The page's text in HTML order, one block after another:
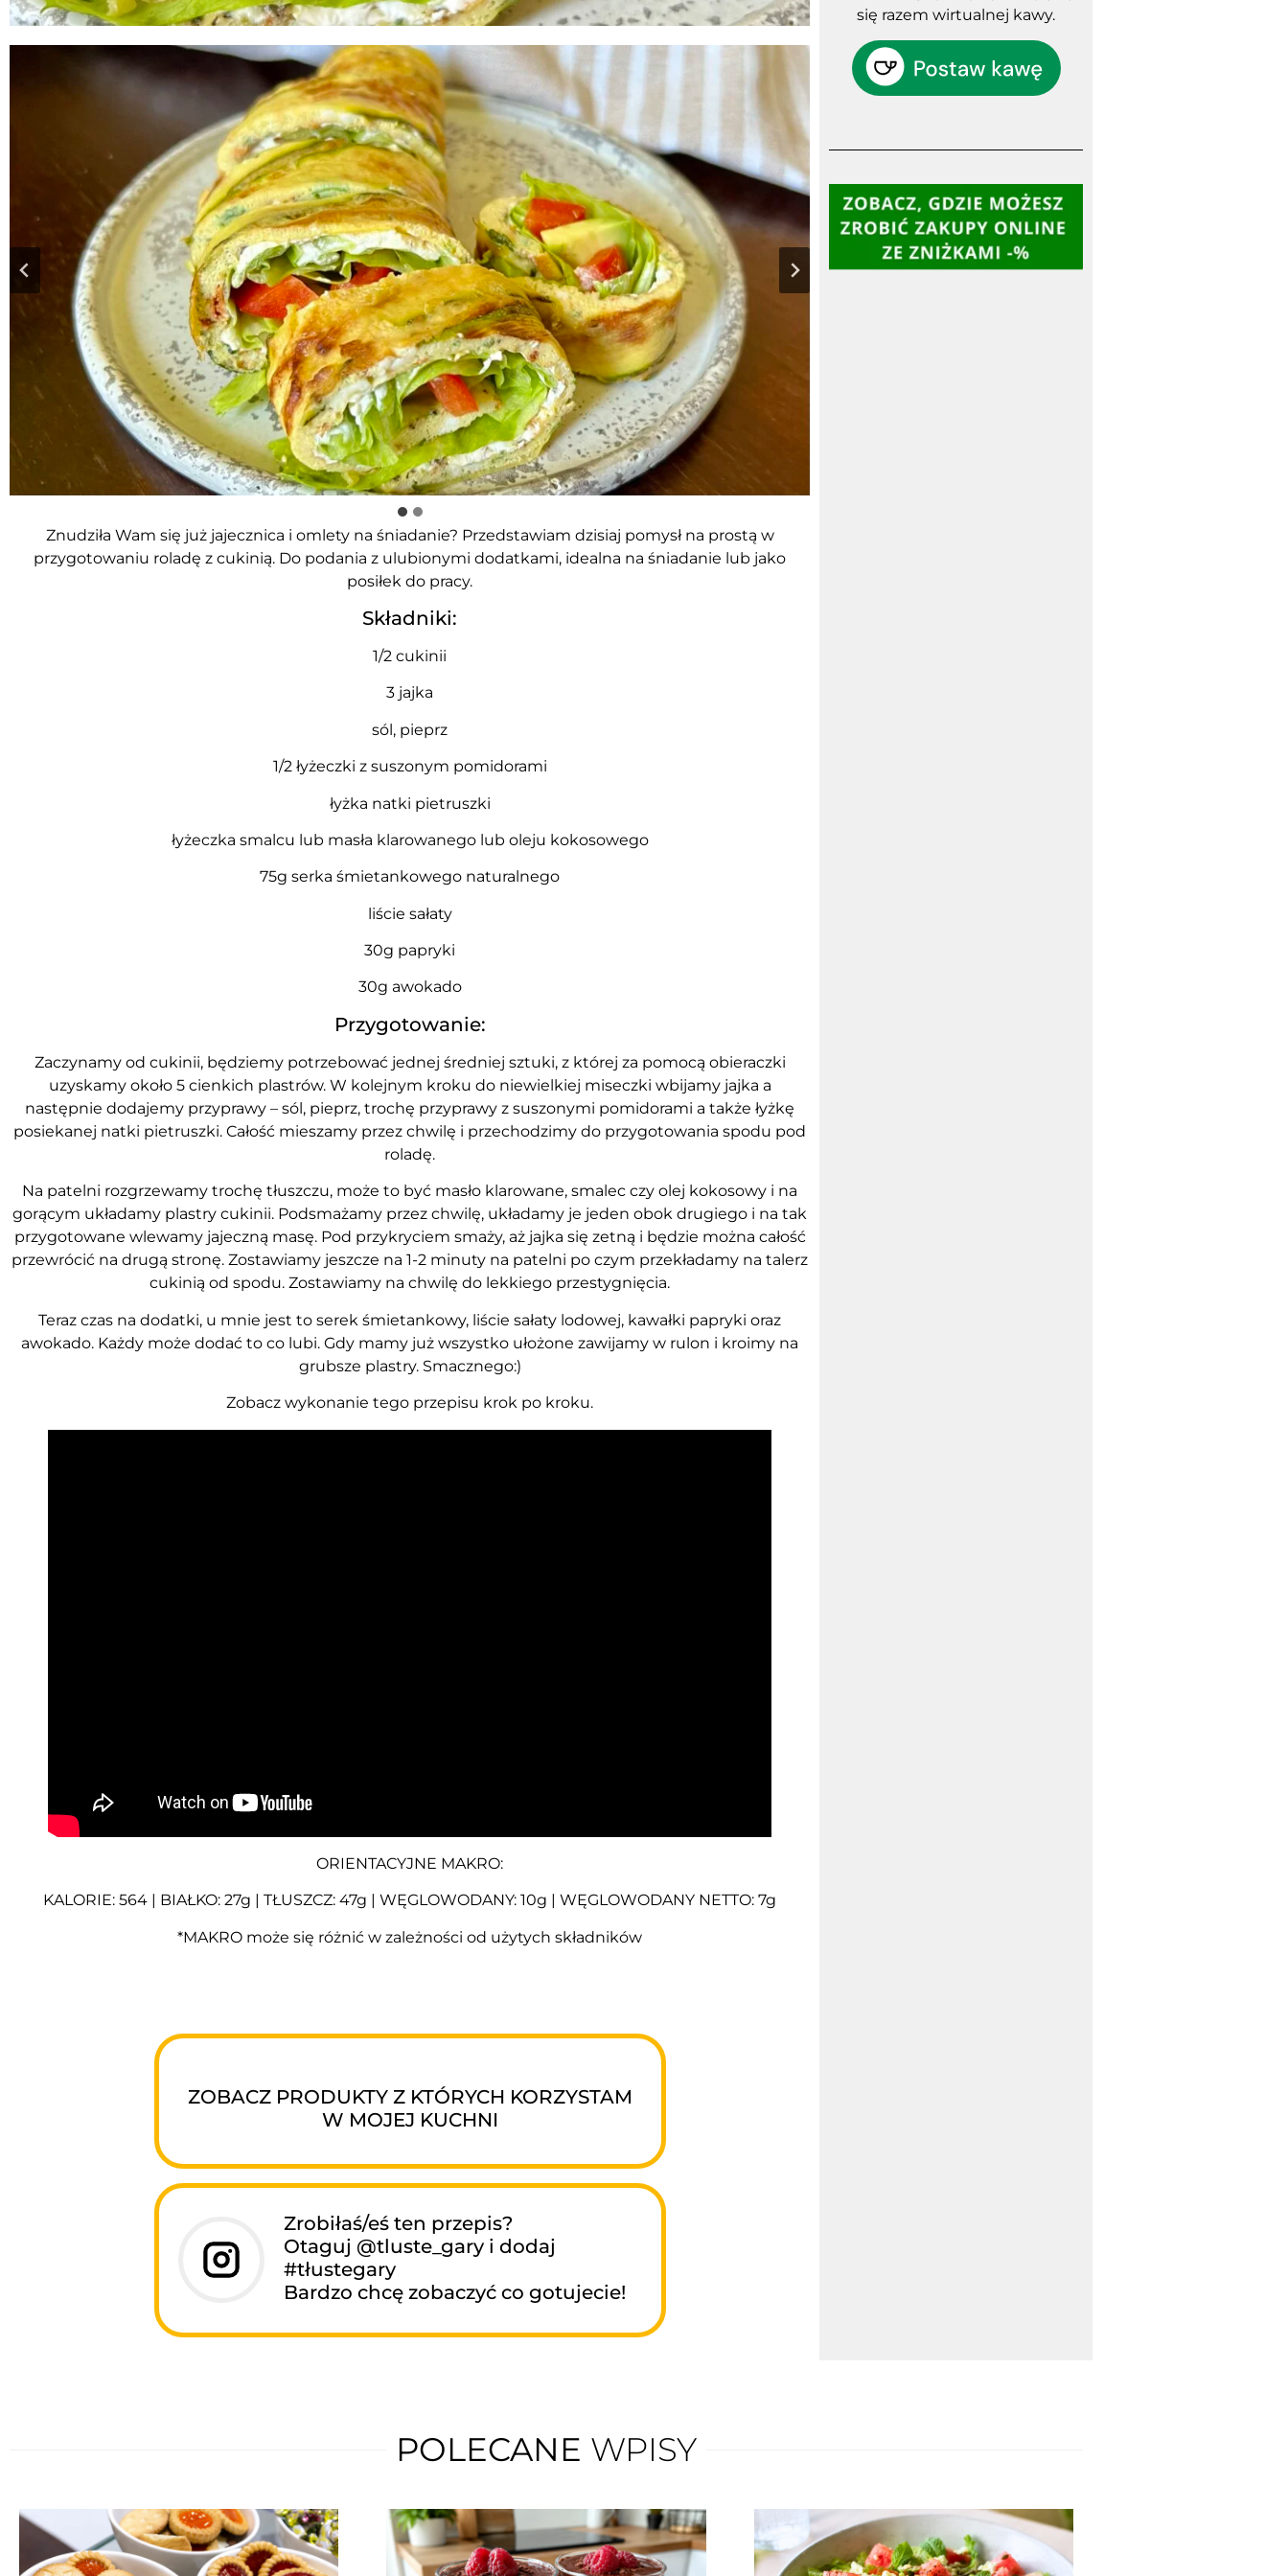
Znudziła Wam się już jajecznica i omlety na śniadanie? Przedstawiam dzisiaj pomysł na prostą w
przygotowaniu roladę z cukinią. Do podania z ulubionymi dodatkami, idealna na śniadanie lub jako
posiłek do pracy.
Składniki:
1/2 cukinii
3 jajka
sól, pieprz
1/2 łyżeczki z suszonym pomidorami
łyżka natki pietruszki
łyżeczka smalcu lub masła klarowanego lub oleju kokosowego
75g serka śmietankowego naturalnego
liście sałaty
30g papryki
30g awokado
Przygotowanie:
Zaczynamy od cukinii, będziemy potrzebować jednej średniej sztuki, z której za pomocą obieraczki
uzyskamy około 5 cienkich plastrów. W kolejnym kroku do niewielkiej miseczki wbijamy jajka a
następnie dodajemy przyprawy – sól, pieprz, trochę przyprawy z suszonymi pomidorami a także łyżkę
posiekanej natki pietruszki. Całość mieszamy przez chwilę i przechodzimy do przygotowania spodu pod
roladę.
Na patelni rozgrzewamy trochę tłuszczu, może to być masło klarowane, smalec czy olej kokosowy i na
gorącym układamy plastry cukinii. Podsmażamy przez chwilę, układamy je jeden obok drugiego i na tak
przygotowane wlewamy jajeczną masę. Pod przykryciem smaży, aż jajka się zetną i będzie można całość
przewrócić na drugą stronę. Zostawiamy jeszcze na 1-2 minuty na patelni po czym przekładamy na talerz
cukinią od spodu. Zostawiamy na chwilę do lekkiego przestygnięcia.
Teraz czas na dodatki, u mnie jest to serek śmietankowy, liście sałaty lodowej, kawałki papryki oraz
awokado. Każdy może dodać to co lubi. Gdy mamy już wszystko ułożone zawijamy w rulon i kroimy na
grubsze plastry. Smacznego:)
Zobacz wykonanie tego przepisu krok po kroku.
ORIENTACYJNE MAKRO:
KALORIE: 564 | BIAŁKO: 27g | TŁUSZCZ: 47g | WĘGLOWODANY: 10g | WĘGLOWODANY NETTO: 7g
*MAKRO może się różnić w zależności od użytych składników
ZOBACZ PRODUKTY Z KTÓRYCH KORZYSTAM
W MOJEJ KUCHNI
Zrobiłaś/eś ten przepis?
Otaguj @tluste_gary i dodaj
#tłustegary
Bardzo chcę zobaczyć co gotujecie!
się razem wirtualnej kawy.
POLECANE WPISY